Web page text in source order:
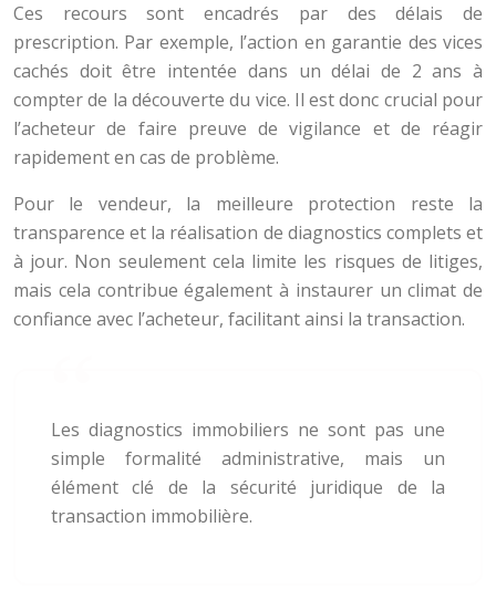
Ces recours sont encadrés par des délais de
prescription. Par exemple, l’action en garantie des vices
cachés doit être intentée dans un délai de 2 ans à
compter de la découverte du vice. Il est donc crucial pour
l’acheteur de faire preuve de vigilance et de réagir
rapidement en cas de problème.
Pour le vendeur, la meilleure protection reste la
transparence et la réalisation de diagnostics complets et
à jour. Non seulement cela limite les risques de litiges,
mais cela contribue également à instaurer un climat de
confiance avec l’acheteur, facilitant ainsi la transaction.
Les diagnostics immobiliers ne sont pas une
simple formalité administrative, mais un
élément clé de la sécurité juridique de la
transaction immobilière.